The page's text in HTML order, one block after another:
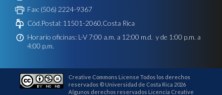
Fax: (506) 2224-9367
Cód.Postal: 11501-2060,Costa Rica
Horario oficinas: L-V 7:00 a.m. a 12:00 m.d. y de 1:00 p.m. a
4:00 p.m.
Creative Commons License Todos los derechos
reservados © Universidad de Costa Rica 2026
Algunos derechos reservados Licencia Creative